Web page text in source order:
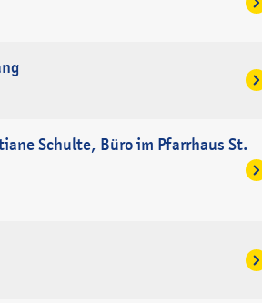
Schulte, Büro im Pfarrhaus St.